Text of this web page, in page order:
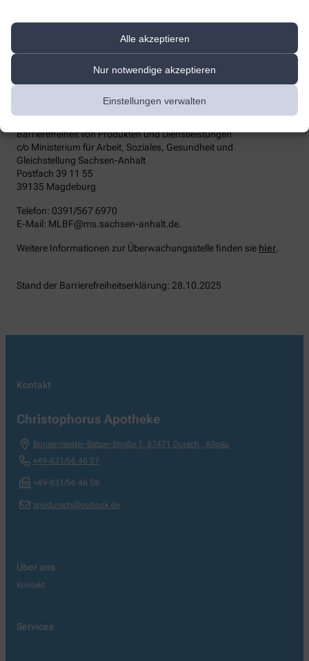
Alle akzeptieren
Nur notwendige akzeptieren
Einstellungen verwalten
keine zufriedenstellenden Antworten erhalten, können Sie sich an
die zuständige Durchsetzungsstelle wenden. Die
Durchsetzungsstelle unterstützt Sie dabei, ihre Rechte geltend zu
machen. Sie können sich auch an die
Marktüberwachungsbehörde wenden:
Barrierefreiheit von Produkten und Dienstleistungen
c/o Ministerium für Arbeit, Soziales, Gesundheit und
Gleichstellung Sachsen-Anhalt
Postfach 39 11 55
39135 Magdeburg
Telefon: 0391/567 6970
E-​Mail: MLBF@ms.sachsen-​anhalt.de.
Weitere Informationen zur Überwachungsstelle finden sie hier
Stand der Barrierefreiheitserklärung: 28.10.2025
Kontakt
Christophorus Apotheke
Bürgermeister-Batzer-Straße 1 87471 Durach , Allgäu
+49-831/56 46 57
+49-831/56 46 58
apodurach@outlook.de
Über uns
Kontakt
Services